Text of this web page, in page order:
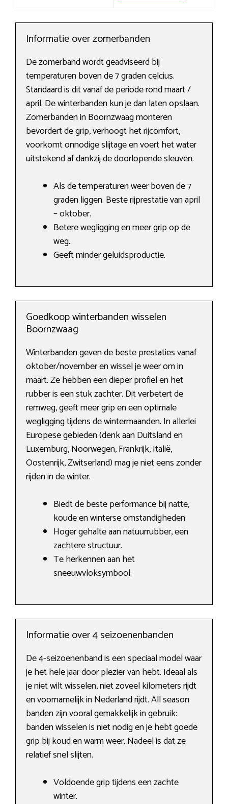
Informatie over zomerbanden
De zomerband wordt geadviseerd bij
temperaturen boven de 7 graden celcius.
Standaard is dit vanaf de periode rond maart /
april. De winterbanden kun je dan laten opslaan.
Zomerbanden in Boornzwaag monteren
bevordert de grip, verhoogt het rijcomfort,
voorkomt onnodige slijtage en voert het water
uitstekend af dankzij de doorlopende sleuven.
Als de temperaturen weer boven de 7
graden liggen. Beste rijprestatie van april
– oktober.
Betere wegligging en meer grip op de
weg.
Geeft minder geluidsproductie.
Goedkoop winterbanden wisselen
Boornzwaag
Winterbanden geven de beste prestaties vanaf
oktober/november en wissel je weer om in
maart. Ze hebben een dieper profiel en het
rubber is een stuk zachter. Dit verbetert de
remweg, geeft meer grip en een optimale
wegligging tijdens de wintermaanden. In allerlei
Europese gebieden (denk aan Duitsland en
Luxemburg, Noorwegen, Frankrijk, Italië,
Oostenrijk, Zwitserland) mag je niet eens zonder
rijden in de winter.
Biedt de beste performance bij natte,
koude en winterse omstandigheden.
Hoger gehalte aan natuurrubber, een
zachtere structuur.
Te herkennen aan het
sneeuwvloksymbool.
Informatie over 4 seizoenenbanden
De 4-seizoenenband is een speciaal model waar
je het hele jaar door plezier van hebt. Ideaal als
je niet wilt wisselen, niet zoveel kilometers rijdt
en voornamelijk in Nederland rijdt. All season
banden zijn vooral gemakkelijk in gebruik:
banden wisselen is niet nodig en je hebt goede
grip bij koud en warm weer. Nadeel is dat ze
relatief snel slijten.
Voldoende grip tijdens een zachte
winter.